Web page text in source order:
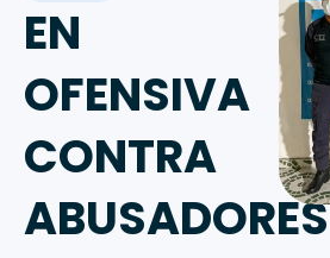
EN
OFENSIVA
CONTRA
ABUSADORES